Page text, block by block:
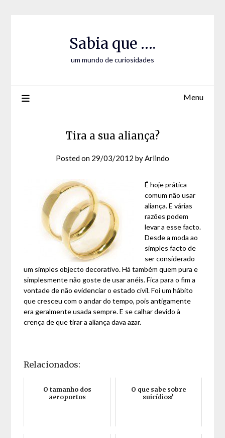
Sabia que ….
um mundo de curiosidades
Menu
Tira a sua aliança?
Posted on 29/03/2012 byArlindo
É hoje prática
comum não usar
aliança. E várias
razões podem
levar a esse facto.
Desde a moda ao
simples facto de
ser considerado
um simples objecto decorativo. Há também quem pura e
simplesmente não goste de usar anéis. Fica para o fim a
vontade de não evidenciar o estado civil. Foi um hábito
que cresceu com o andar do tempo, pois antigamente
era geralmente usada sempre. E se calhar devido à
crença de que tirar a aliança dava azar.
Relacionados:
O tamanho dos
aeroportos
O que sabe sobre
suicídios?